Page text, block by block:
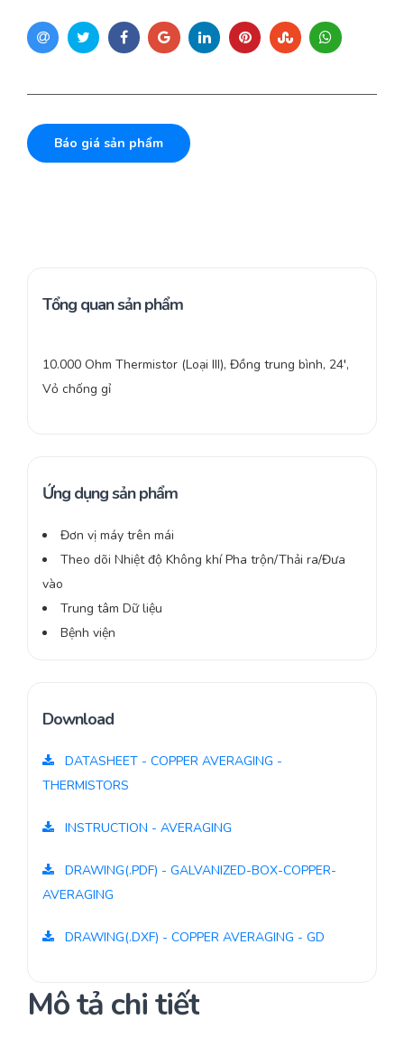
Báo giá sản phẩm
Tổng quan sản phẩm
10.000 Ohm Thermistor (Loại III), Đồng trung bình, 24′,
Vỏ chống gỉ
Ứng dụng sản phẩm
Đơn vị máy trên mái
Theo dõi Nhiệt độ Không khí Pha trộn/Thải ra/Đưa
vào
Trung tâm Dữ liệu
Bệnh viện
Download
DATASHEET - COPPER AVERAGING -
THERMISTORS
INSTRUCTION - AVERAGING
DRAWING(.PDF) - GALVANIZED-BOX-COPPER-
AVERAGING
DRAWING(.DXF) - COPPER AVERAGING - GD
Mô tả chi tiết